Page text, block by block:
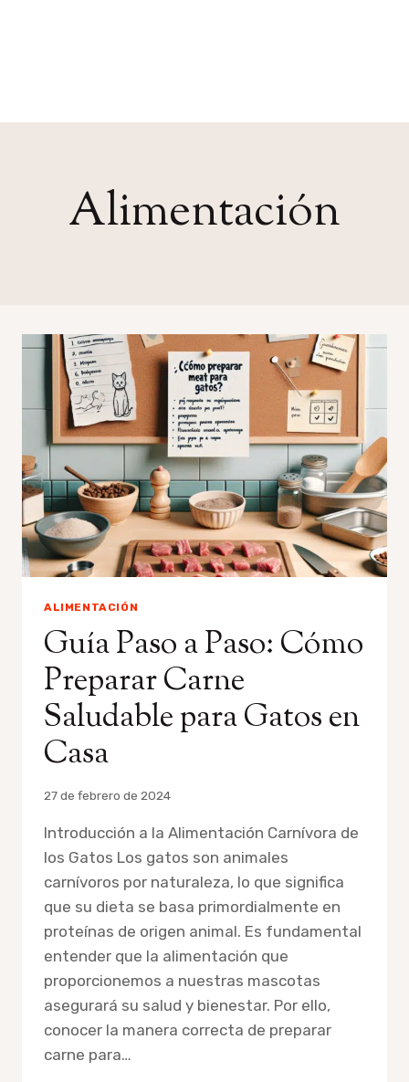
Alimentación
ALIMENTACIÓN
Guía Paso a Paso: Cómo
Preparar Carne
Saludable para Gatos en
Casa
Por
27 de febrero de 2024
Introducción a la Alimentación Carnívora de
los Gatos Los gatos son animales
carnívoros por naturaleza, lo que significa
que su dieta se basa primordialmente en
proteínas de origen animal. Es fundamental
entender que la alimentación que
proporcionemos a nuestras mascotas
asegurará su salud y bienestar. Por ello,
conocer la manera correcta de preparar
carne para…